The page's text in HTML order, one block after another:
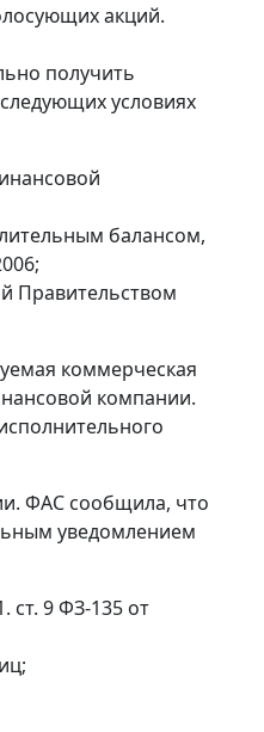
акций.
получить
условиях
балансом,
Правительством
коммерческая
компании.
ФАС сообщила, что
уведомлением
ст. 9 ФЗ-135 от